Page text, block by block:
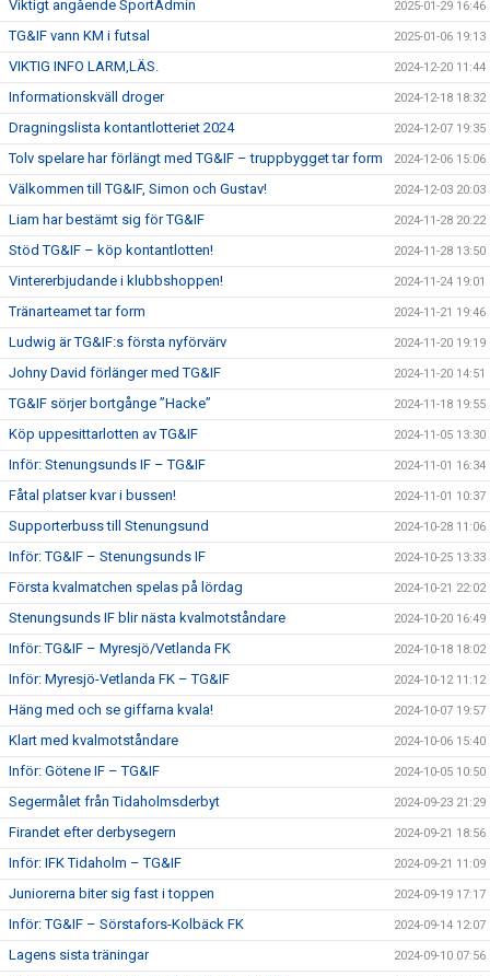
Viktigt angående SportAdmin 2025-01-29 16:46
TG&IF vann KM i futsal 2025-01-06 19:13
VIKTIG INFO LARM,LÄS. 2024-12-20 11:44
Informationskväll droger 2024-12-18 18:32
Dragningslista kontantlotteriet 2024 2024-12-07 19:35
Tolv spelare har förlängt med TG&IF – truppbygget tar form 2024-12-06 15:06
Välkommen till TG&IF, Simon och Gustav! 2024-12-03 20:03
Liam har bestämt sig för TG&IF 2024-11-28 20:22
Stöd TG&IF – köp kontantlotten! 2024-11-28 13:50
Vintererbjudande i klubbshoppen! 2024-11-24 19:01
Tränarteamet tar form 2024-11-21 19:46
Ludwig är TG&IF:s första nyförvärv 2024-11-20 19:19
Johny David förlänger med TG&IF 2024-11-20 14:51
TG&IF sörjer bortgånge ”Hacke” 2024-11-18 19:55
Köp uppesittarlotten av TG&IF 2024-11-05 13:30
Inför: Stenungsunds IF – TG&IF 2024-11-01 16:34
Fåtal platser kvar i bussen! 2024-11-01 10:37
Supporterbuss till Stenungsund 2024-10-28 11:06
Inför: TG&IF – Stenungsunds IF 2024-10-25 13:33
Första kvalmatchen spelas på lördag 2024-10-21 22:02
Stenungsunds IF blir nästa kvalmotståndare 2024-10-20 16:49
Inför: TG&IF – Myresjö/Vetlanda FK 2024-10-18 18:02
Inför: Myresjö-Vetlanda FK – TG&IF 2024-10-12 11:12
Häng med och se giffarna kvala! 2024-10-07 19:57
Klart med kvalmotståndare 2024-10-06 15:40
Inför: Götene IF – TG&IF 2024-10-05 10:50
Segermålet från Tidaholmsderbyt 2024-09-23 21:29
Firandet efter derbysegern 2024-09-21 18:56
Inför: IFK Tidaholm – TG&IF 2024-09-21 11:09
Juniorerna biter sig fast i toppen 2024-09-19 17:17
Inför: TG&IF – Sörstafors-Kolbäck FK 2024-09-14 12:07
Lagens sista träningar 2024-09-10 07:56